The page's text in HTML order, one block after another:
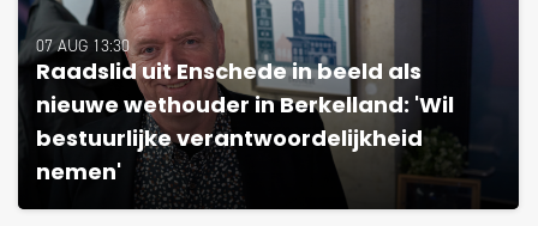
07 AUG 13:30
Raadslid uit Enschede in beeld als
nieuwe wethouder in Berkelland: 'Wil
bestuurlijke verantwoordelijkheid
nemen'